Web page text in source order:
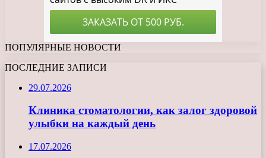
ПОПУЛЯРНЫЕ НОВОСТИ
ПОСЛЕДНИЕ ЗАПИСИ
29.07.2026
Клиника стоматологии, как залог здоровой
улыбки на каждый день
17.07.2026